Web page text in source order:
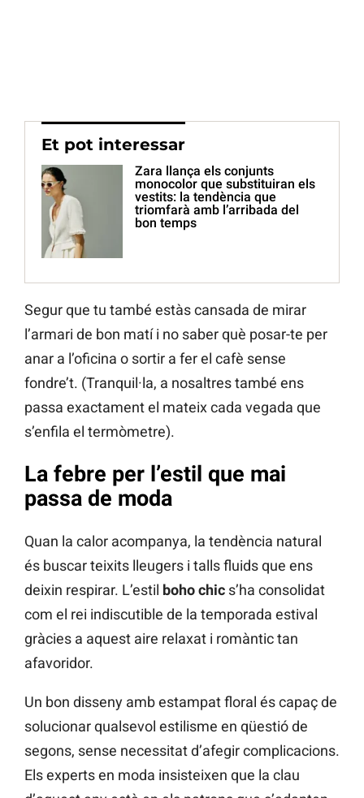
Et pot interessar
Zara llança els conjunts
monocolor que substituiran els
vestits: la tendència que
triomfarà amb l’arribada del
bon temps
Segur que tu també estàs cansada de mirar
l’armari de bon matí i no saber què posar-te per
anar a l’oficina o sortir a fer el cafè sense
fondre’t. (Tranquil·la, a nosaltres també ens
passa exactament el mateix cada vegada que
s’enfila el termòmetre).
La febre per l’estil que mai
passa de moda
Quan la calor acompanya, la tendència natural
és buscar teixits lleugers i talls fluids que ens
deixin respirar. L’estil boho chic s’ha consolidat
com el rei indiscutible de la temporada estival
gràcies a aquest aire relaxat i romàntic tan
afavoridor.
Un bon disseny amb estampat floral és capaç de
solucionar qualsevol estilisme en qüestió de
segons, sense necessitat d’afegir complicacions.
Els experts en moda insisteixen que la clau